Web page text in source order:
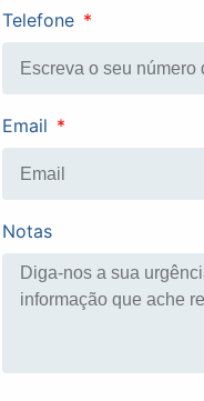
Telefone
Email
Notas